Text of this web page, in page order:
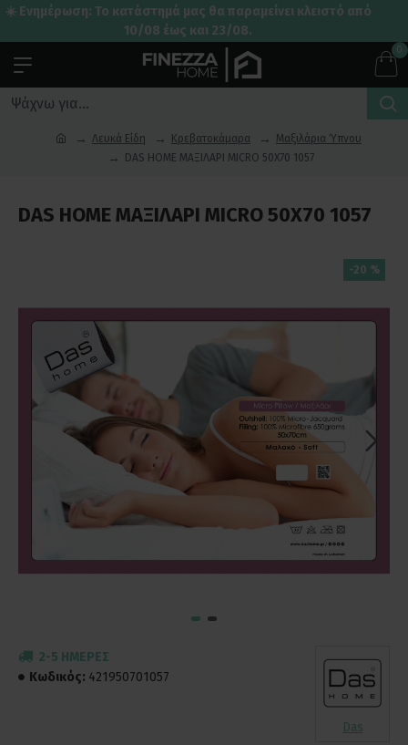
☀️ Ενημέρωση: Το κατάστημά μας θα παραμείνει κλειστό από
10/08 έως και 23/08.
0
Λευκά Είδη Κρεβατοκάμαρα
Μαξιλάρια Ύπνου
DAS HOME ΜΑΞΙΛΑΡΙ MICRO 50Χ70 1057
DAS HOME ΜΑΞΙΛΑΡΙ MICRO 50Χ70 1057
-20 %
2-5 ΗΜΈΡΕΣ
Κωδικός: 421950701057
Das